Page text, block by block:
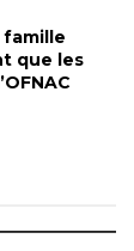
famille
que les